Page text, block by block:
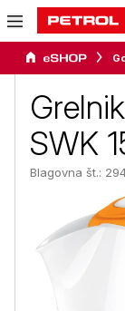
SWK
Blagovna št.: